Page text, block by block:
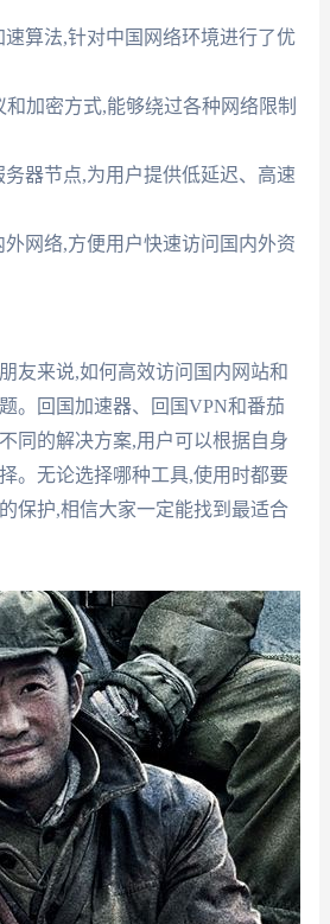
算法,针对中国网络环境进行了优
加密方式,能够绕过各种网络限制
器节点,为用户提供低延迟、高速
网络,方便用户快速访问国内外资
友来说,如何高效访问国内网站和
。回国加速器、回国VPN和番茄
同的解决方案,用户可以根据自身
。无论选择哪种工具,使用时都要
保护,相信大家一定能找到最适合